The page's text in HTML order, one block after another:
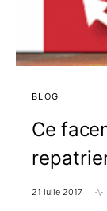
BLOG
Ce
21 iulie 2017